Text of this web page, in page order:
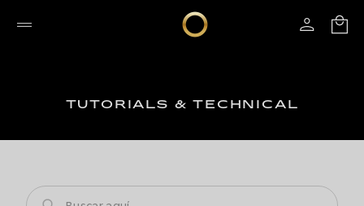
TUTORIALS & TECHNICAL